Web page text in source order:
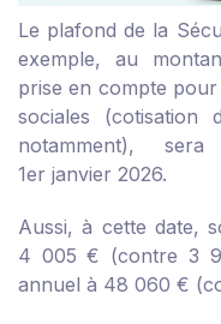
Le plafond de la
exemple, au
prise en compte
sociales (cotisation
notamment),
1er janvier 2026.
Aussi, à cette date,
4 005 € (contre 3
annuel à 48 060 €